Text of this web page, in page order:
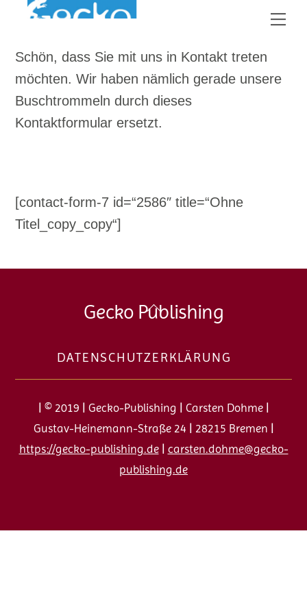
content
Schön, dass Sie mit uns in Kontakt treten
möchten. Wir haben nämlich gerade unsere
Buschtrommeln durch dieses
Kontaktformular ersetzt.
[contact-form-7 id=“2586″ title=“Ohne
Titel_copy_copy“]
Back
Top
Gecko Publishing
DATENSCHUTZERKLÄRUNG
| © 2019 | Gecko-Publishing | Carsten Dohme |
Gustav-Heinemann-Straße 24 | 28215 Bremen |
https://gecko-publishing.de| carsten.dohme@gecko-
publishing.de